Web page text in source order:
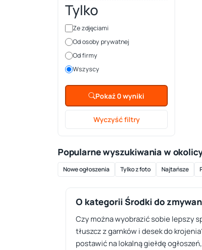
Tylko
Ze zdjęciami
Od osoby prywatnej
Od firmy
Wszyscy
Pokaż 0 wyniki
Wyczyść filtry
Popularne wyszukiwania w
Nowe ogłoszenia Tylko z foto Najtańsze
O kategorii Środki do
Czy można wyobrazić sobie lepszy
tłuszcz z garnków i desek do
postawić na lokalną giełdę